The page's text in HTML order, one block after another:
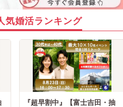
気婚活ランキング
『超早割中』【富士吉田・抽